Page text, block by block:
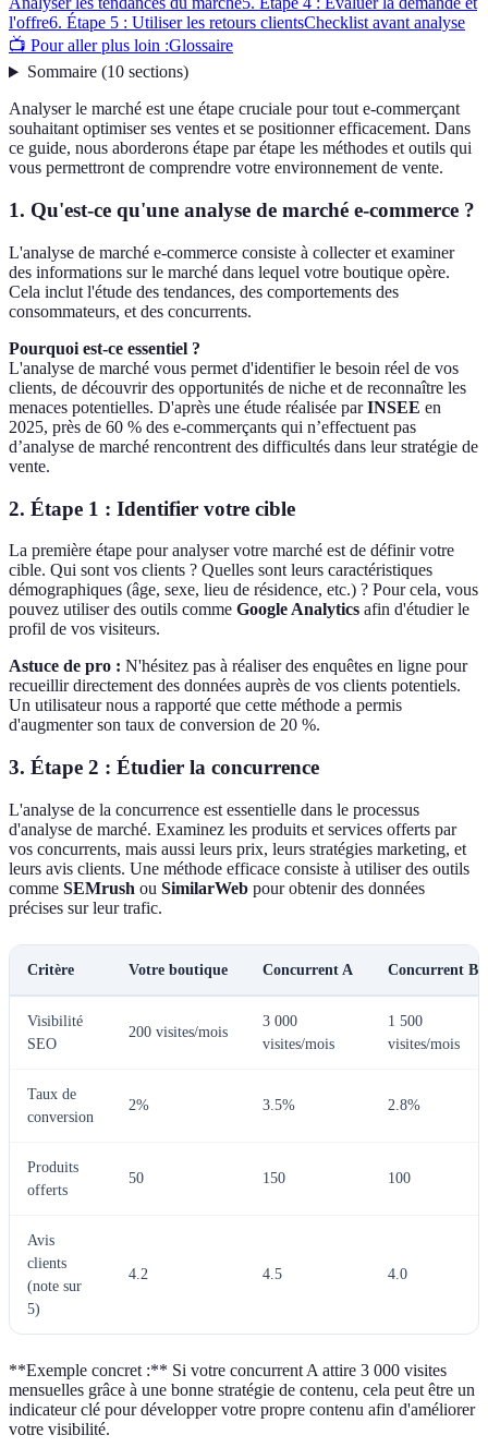
l'offre6. Étape 5 : Utiliser les retours clientsChecklist avant analyse
📺 Pour aller plus loin :Glossaire
Sommaire(10 sections)
Analyser le marché est une étape cruciale pour tout e-commerçant
souhaitant optimiser ses ventes et se positionner efficacement. Dans
ce guide, nous aborderons étape par étape les méthodes et outils qui
vous permettront de comprendre votre environnement de vente.
1. Qu'est-ce qu'une analyse de marché e-commerce ?
L'analyse de marché e-commerce consiste à collecter et examiner
des informations sur le marché dans lequel votre boutique opère.
Cela inclut l'étude des tendances, des comportements des
consommateurs, et des concurrents.
Pourquoi est-ce essentiel ?
L'analyse de marché vous permet d'identifier le besoin réel de vos
clients, de découvrir des opportunités de niche et de reconnaître les
menaces potentielles. D'après une étude réalisée parINSEE en
2025, près de 60 % des e-commerçants qui n’effectuent pas
d’analyse de marché rencontrent des difficultés dans leur stratégie de
vente.
2. Étape 1 : Identifier votre cible
La première étape pour analyser votre marché est de définir votre
cible. Qui sont vos clients ? Quelles sont leurs caractéristiques
démographiques (âge, sexe, lieu de résidence, etc.) ? Pour cela, vous
pouvez utiliser des outils comme Google Analytics afin d'étudier le
profil de vos visiteurs.
Astuce de pro : N'hésitez pas à réaliser des enquêtes en ligne pour
recueillir directement des données auprès de vos clients potentiels.
Un utilisateur nous a rapporté que cette méthode a permis
d'augmenter son taux de conversion de 20 %.
3. Étape 2 : Étudier la concurrence
L'analyse de la concurrence est essentielle dans le processus
d'analyse de marché. Examinez les produits et services offerts par
vos concurrents, mais aussi leurs prix, leurs stratégies marketing, et
leurs avis clients. Une méthode efficace consiste à utiliser des outils
comme SEMrush ou SimilarWeb pour obtenir des données
précises sur leur trafic.
Critère Votre boutique Concurrent A Concurrent B
Visibilité
SEO
200 visites/mois
3 000
visites/mois
1 500
visites/mois
Taux de
conversion
2% 3.5% 2.8%
Produits
offerts
50 150 100
Avis
clients
(note sur
5)
4.2 4.5 4.0
**Exemple concret :** Si votre concurrent A attire 3 000 visites
mensuelles grâce à une bonne stratégie de contenu, cela peut être un
indicateur clé pour développer votre propre contenu afin d'améliorer
votre visibilité.